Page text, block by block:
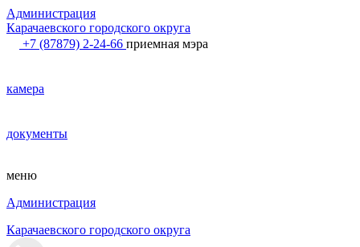
Администрация
Карачаевского городского округа
+7 (87879) 2-24-66 приемная мэра
камера
документы
меню
Администрация
Карачаевского городского округа